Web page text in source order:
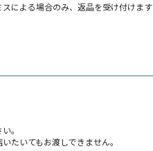
による場合のみ、返品を受け付けます
。
たいてもお渡しできません。